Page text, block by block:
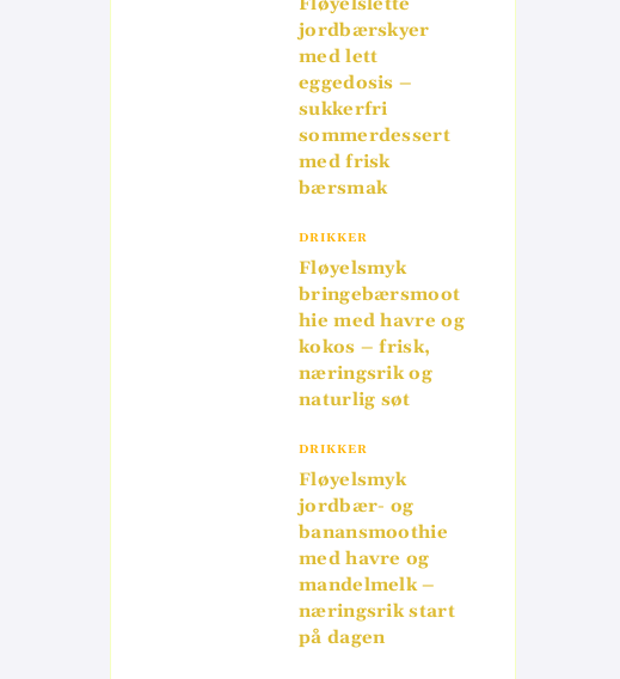
Fløyelslette
jordbærskyer
med lett
eggedosis –
sukkerfri
sommerdessert
med frisk
bærsmak
DRIKKER
Fløyelsmyk
bringebærsmoot
hie med havre og
kokos – frisk,
næringsrik og
naturlig søt
DRIKKER
Fløyelsmyk
jordbær- og
banansmoothie
med havre og
mandelmelk –
næringsrik start
på dagen